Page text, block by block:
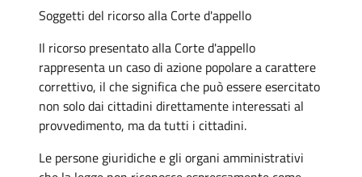
Soggetti del ricorso alla Corte d'appello
Il ricorso presentato alla Corte d'appello
rappresenta un caso di azione popolare a carattere
correttivo, il che significa che può essere esercitato
non solo dai cittadini direttamente interessati al
provvedimento, ma da tutti i cittadini.
Le persone giuridiche e gli organi amministrativi